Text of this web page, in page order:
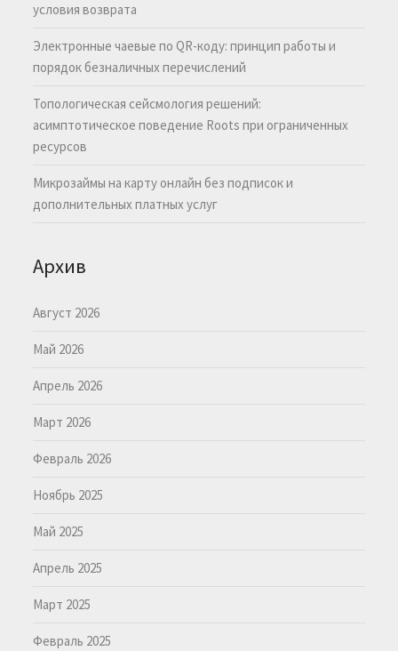
условия возврата
Электронные чаевые по QR-коду: принцип работы и
порядок безналичных перечислений
Топологическая сейсмология решений:
асимптотическое поведение Roots при ограниченных
ресурсов
Микрозаймы на карту онлайн без подписок и
дополнительных платных услуг
Архив
Август 2026
Май 2026
Апрель 2026
Март 2026
Февраль 2026
Ноябрь 2025
Май 2025
Апрель 2025
Март 2025
Февраль 2025